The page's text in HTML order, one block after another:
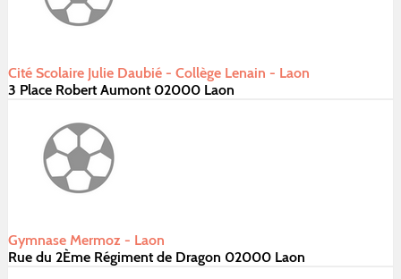
Cité Scolaire Julie Daubié - Collège Lenain - Laon
3 Place Robert Aumont 02000 Laon
Gymnase Mermoz - Laon
Rue du 2Ème Régiment de Dragon 02000 Laon